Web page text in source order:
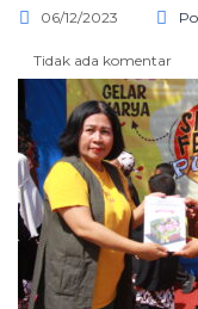
06/12/2023
Tidak ada komentar